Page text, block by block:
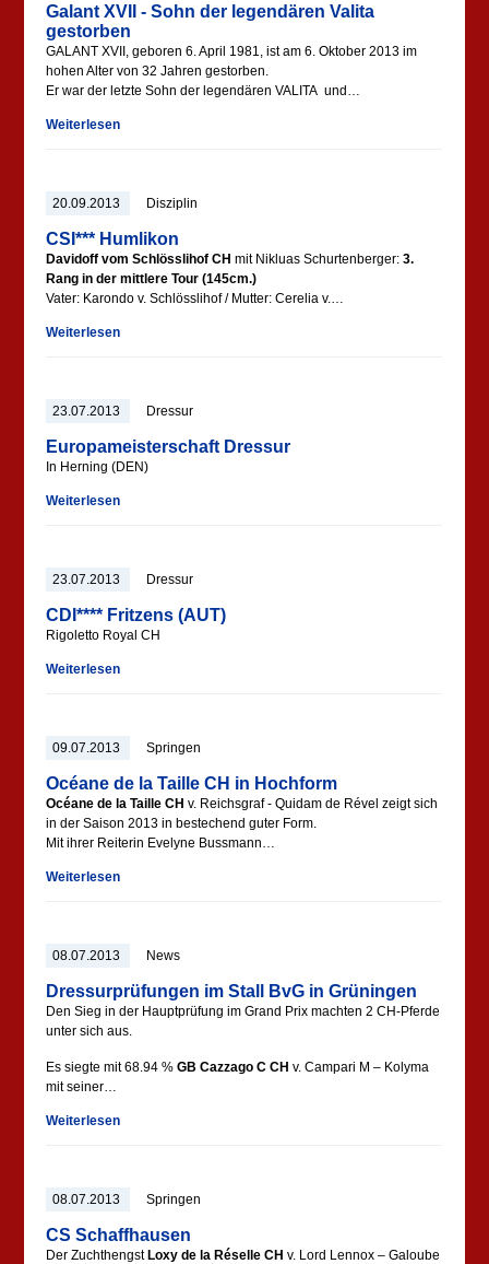
Galant XVII - Sohn der legendären Valita
gestorben
GALANT XVII, geboren 6. April 1981, ist am 6. Oktober 2013 im
hohen Alter von 32 Jahren gestorben.
Er war der letzte Sohn der legendären VALITA und…
Weiterlesen
20.09.2013 Disziplin
CSI*** Humlikon
Davidoff vom Schlösslihof CH mit Nikluas Schurtenberger:3.
Rang in der mittlere Tour (145cm.)
Vater: Karondo v. Schlösslihof / Mutter: Cerelia v.…
Weiterlesen
23.07.2013 Dressur
Europameisterschaft Dressur
In Herning (DEN)
Weiterlesen
23.07.2013 Dressur
CDI**** Fritzens (AUT)
Rigoletto Royal CH
Weiterlesen
09.07.2013 Springen
Océane de la Taille CH in Hochform
Océane de la Taille CH v. Reichsgraf - Quidam de Rével zeigt sich
in der Saison 2013 in bestechend guter Form.
Mit ihrer Reiterin Evelyne Bussmann…
Weiterlesen
08.07.2013 News
Dressurprüfungen im Stall BvG in Grüningen
Den Sieg in der Hauptprüfung im Grand Prix machten 2 CH-Pferde
unter sich aus.
Es siegte mit 68.94 %GB Cazzago C CH v. Campari M – Kolyma
mit seiner…
Weiterlesen
08.07.2013 Springen
CS Schaffhausen
Der Zuchthengst Loxy de la Réselle CH v. Lord Lennox – Galoube